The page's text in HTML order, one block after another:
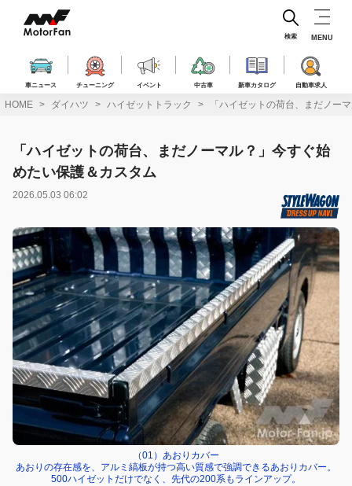
ス
車ニュース チューニング イベント 中古車 新車カタログ 自動車求人
検索 MENU
HOME ダイハツ ハイゼットトラック 「ハイゼットの荷台、まだノー
「ハイゼットの荷台、まだノーマル？」今すぐ始
めたい保護＆カスタム
2026.05.03 06:02
（01）あおりカバー
あおりの存在感を、アルミ縞板が持つ高い質感で強調できるあおりカバー。
500ハイゼットだけでなく、先代の200系もラインアップ。